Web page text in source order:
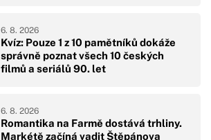
Kvíz: Pouze 1 z 10 pamětníků dokáže
správně poznat všech 10 českých
filmů a seriálů 90. let
6. 8. 2026
Romantika na Farmě dostává trhliny.
Markétě začíná vadit Štěpánova
6. 8. 2026